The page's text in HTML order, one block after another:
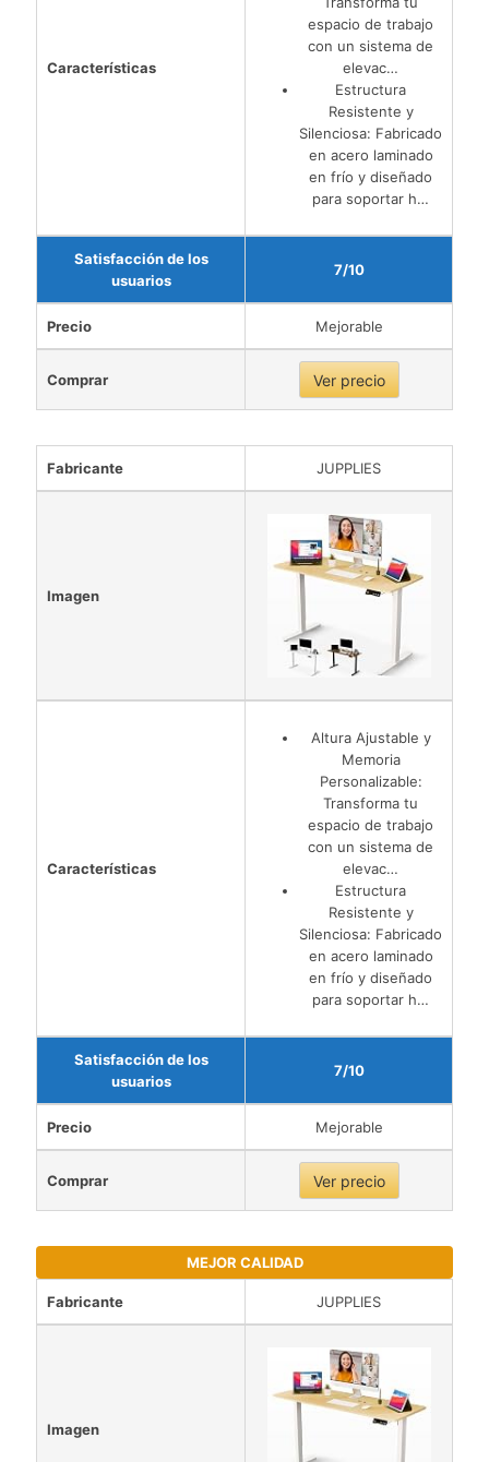
Características
espacio de trabajo
con un sistema de
elevac…
Estructura
Resistente y
Silenciosa: Fabricado
en acero laminado
en frío y diseñado
para soportar h…
Satisfacción de los
usuarios
7/10
Precio Mejorable
Comprar Ver precio
Fabricante JUPPLIES
Imagen
Características
Altura Ajustable y
Memoria
Personalizable:
Transforma tu
espacio de trabajo
con un sistema de
elevac…
Estructura
Resistente y
Silenciosa: Fabricado
en acero laminado
en frío y diseñado
para soportar h…
Satisfacción de los
usuarios
7/10
Precio Mejorable
Comprar Ver precio
MEJOR CALIDAD
Fabricante JUPPLIES
Imagen